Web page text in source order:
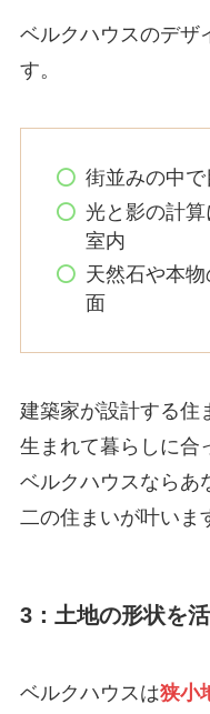
ベルクハウスのデザ
す。
街並みの中
光と影の計
室内
天然石や本
面
建築家が設計する住
生まれて暮らしに合
ベルクハウスならあ
二の住まいが叶いま
3：土地の形状を
ベルクハウスは狭小